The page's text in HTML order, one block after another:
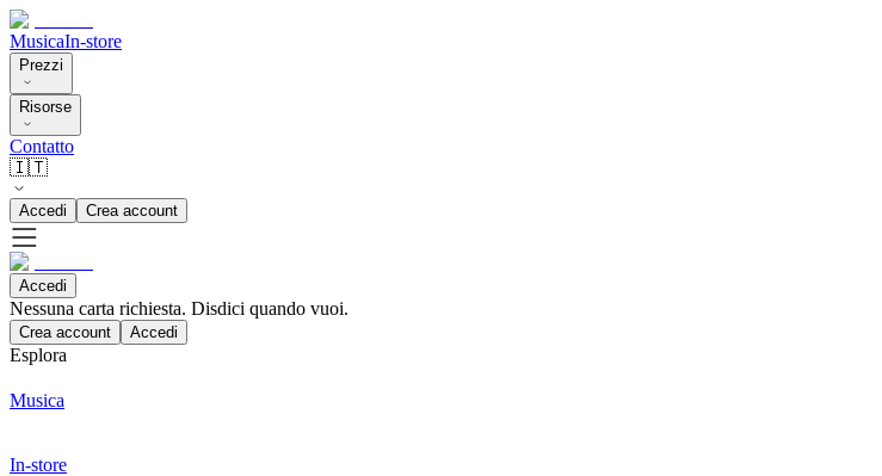
MusicaIn-store
Prezzi
Risorse
Contatto
🇮🇹
Accedi Crea account
Accedi
Nessuna carta richiesta. Disdici quando vuoi.
Crea account Accedi
Esplora
Musica
In-store